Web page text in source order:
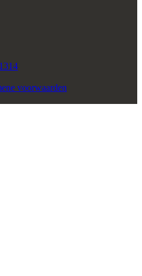
voorwaarden